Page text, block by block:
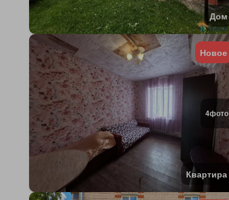
Дом
4фото
Новое
Квартира